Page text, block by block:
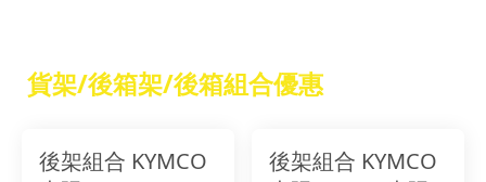
貨架/後箱架/後箱組合優惠
後架組合 KYMCO
後架組合 KYMCO